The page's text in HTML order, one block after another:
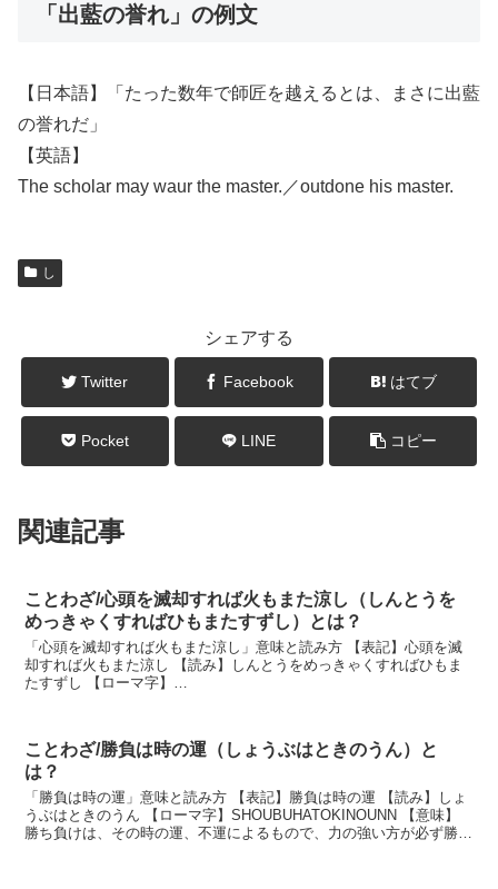
「出藍の誉れ」の例文
【日本語】「たった数年で師匠を越えるとは、まさに出藍
の誉れだ」
【英語】
The scholar may waur the master.／outdone his master.
し
シェアする
Twitter Facebook はてブ
Pocket LINE コピー
関連記事
ことわざ/心頭を滅却すれば火もまた涼し（しんとうを
めっきゃくすればひもまたすずし）とは？
「心頭を滅却すれば火もまた涼し」意味と読み方 【表記】心頭を滅
却すれば火もまた涼し 【読み】しんとうをめっきゃくすればひもま
たすずし 【ローマ字】
ことわざ/勝負は時の運（しょうぶはときのうん）と
は？
「勝負は時の運」意味と読み方 【表記】勝負は時の運 【読み】しょ
うぶはときのうん 【ローマ字】SHOUBUHATOKINOUNN 【意味】
勝ち負けは、その時の運、不運によるもので、力の強い方が必ず勝つ